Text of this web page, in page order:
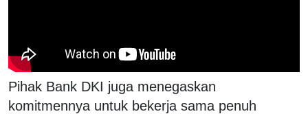
Pihak Bank DKI juga menegaskan
komitmennya untuk bekerja sama penuh